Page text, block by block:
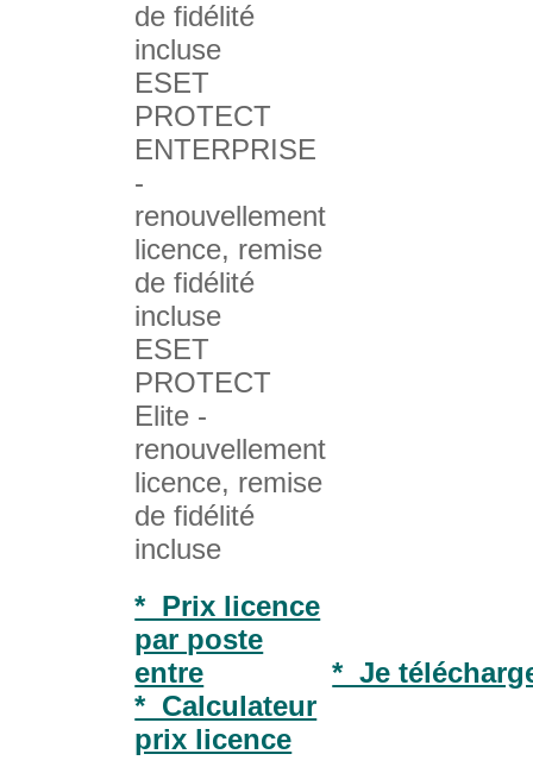
de fidélité
incluse
ESET
PROTECT
ENTERPRISE
-
renouvellement
licence, remise
de fidélité
incluse
ESET
PROTECT
Elite -
renouvellement
licence, remise
de fidélité
incluse
* Prix licence
par poste
entre
* Calculateur
prix licence
* Je